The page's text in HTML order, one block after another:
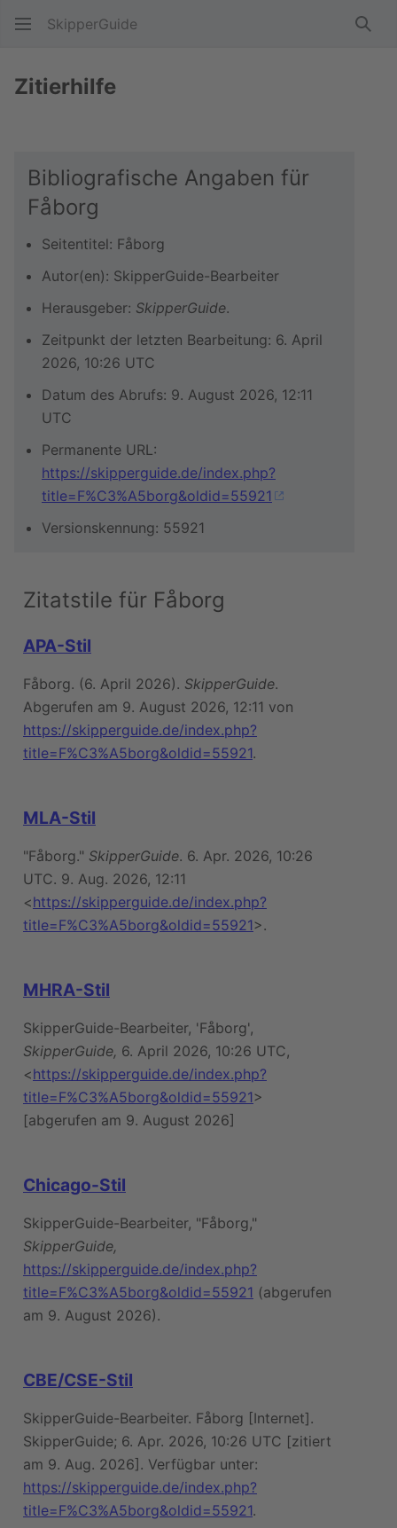
SkipperGuide
Zitierhilfe
Bibliografische Angaben für
Fåborg
Seitentitel: Fåborg
Autor(en): SkipperGuide-Bearbeiter
Herausgeber: SkipperGuide.
Zeitpunkt der letzten Bearbeitung: 6. April
2026, 10:26 UTC
Datum des Abrufs: 9. August 2026, 12:11
UTC
Permanente URL:
https://skipperguide.de/index.php?
title=F%C3%A5borg&oldid=55921
Versionskennung: 55921
Zitatstile für Fåborg
APA-Stil
Fåborg. (6. April 2026). SkipperGuide.
Abgerufen am 9. August 2026, 12:11 von
https://skipperguide.de/index.php?
title=F%C3%A5borg&oldid=55921.
MLA-Stil
"Fåborg." SkipperGuide. 6. Apr. 2026, 10:26
UTC. 9. Aug. 2026, 12:11
<https://skipperguide.de/index.php?
title=F%C3%A5borg&oldid=55921>.
MHRA-Stil
SkipperGuide-Bearbeiter, 'Fåborg',
SkipperGuide, 6. April 2026, 10:26 UTC,
<https://skipperguide.de/index.php?
title=F%C3%A5borg&oldid=55921>
[abgerufen am 9. August 2026]
Chicago-Stil
SkipperGuide-Bearbeiter, "Fåborg,"
SkipperGuide,
https://skipperguide.de/index.php?
title=F%C3%A5borg&oldid=55921 (abgerufen
am 9. August 2026).
CBE/CSE-Stil
SkipperGuide-Bearbeiter. Fåborg [Internet].
SkipperGuide; 6. Apr. 2026, 10:26 UTC [zitiert
am 9. Aug. 2026]. Verfügbar unter:
https://skipperguide.de/index.php?
title=F%C3%A5borg&oldid=55921.